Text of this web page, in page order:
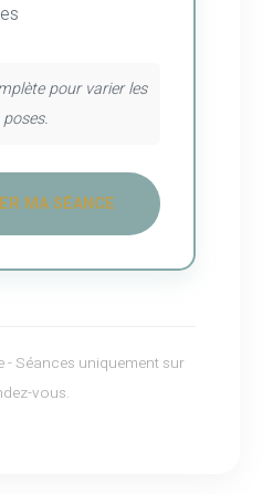
pour varier les
poses.
MA SÉANCE
- Séances uniquement sur
vous.